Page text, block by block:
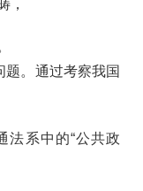
，
。通过考察我国
法系中的“公共政